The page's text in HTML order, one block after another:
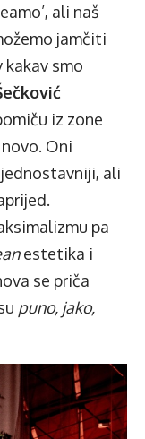
ali naš
jamčiti
smo
iz zone
Oni
ali
pa
estetika i
se priča
puno, jako,